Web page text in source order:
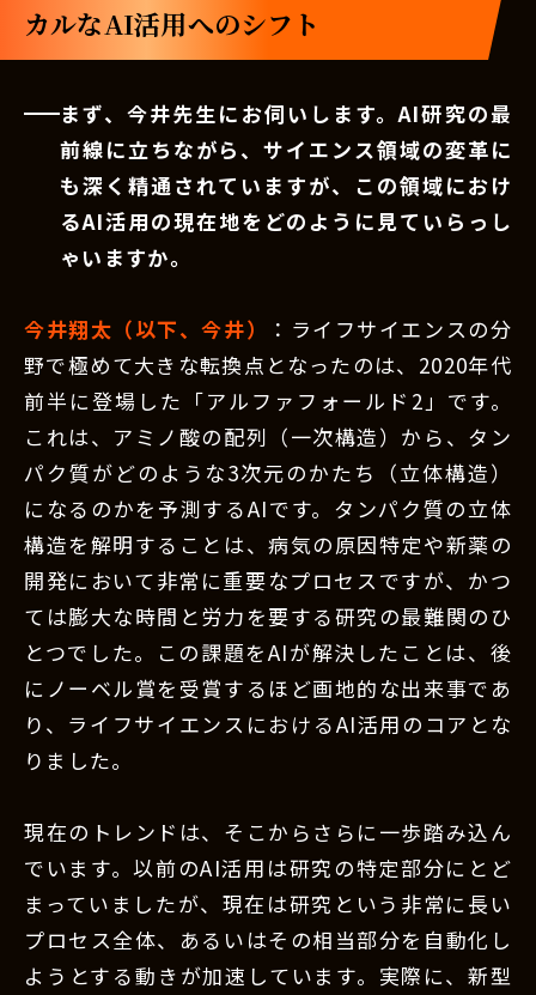
カルなAI活用へのシフト
まず、今井先生にお伺いします。AI研究の最
前線に立ちながら、サイエンス領域の変革に
も深く精通されていますが、この領域におけ
るAI活用の現在地をどのように見ていらっし
ゃいますか。
今井翔太（以下、今井）
：ライフサイエンスの分
野で極めて大きな転換点となったのは、2020年代
前半に登場した「アルファフォールド2」です。
これは、アミノ酸の配列（一次構造）から、タン
パク質がどのような3次元のかたち（立体構造）
になるのかを予測するAIです。タンパク質の立体
構造を解明することは、病気の原因特定や新薬の
開発において非常に重要なプロセスですが、かつ
ては膨大な時間と労力を要する研究の最難関のひ
とつでした。この課題をAIが解決したことは、後
にノーベル賞を受賞するほど画地的な出来事であ
り、ライフサイエンスにおけるAI活用のコアとな
りました。
現在のトレンドは、そこからさらに一歩踏み込ん
でいます。以前のAI活用は研究の特定部分にとど
まっていましたが、現在は研究という非常に長い
プロセス全体、あるいはその相当部分を自動化し
ようとする動きが加速しています。実際に、新型